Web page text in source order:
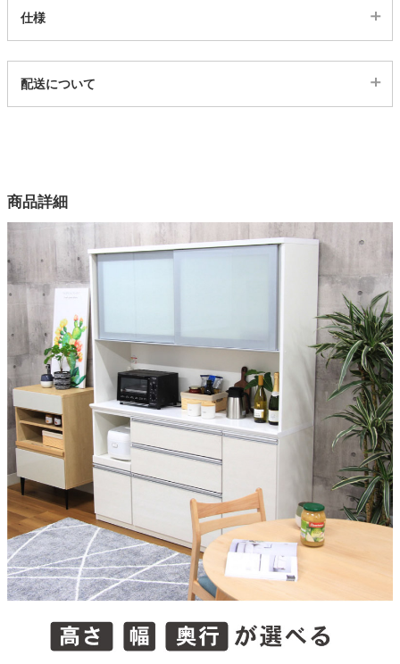
タワー
仕様
2ss04000681
1色
メラミン天板
コンセント2ヶ所、可動式棚板、アルミレール、モイス
下台仕様1
コンセント1ヶ所、スライド収納、扉収納、可動式棚板
下台仕様2
引出しソフトクロース（1段目）、引出しフルオープンレール
梱包サイズ
約139.5x48.5x109.5/139.5x48.5x95.5(cm)
原産国
国産
搬入に関して
上下分割で搬入ができます。
配送について
商品詳細